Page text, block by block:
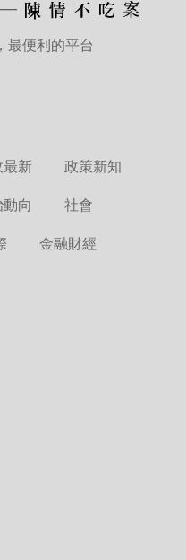
最便利的平台
最新 政策新知
向 社會
金融財經